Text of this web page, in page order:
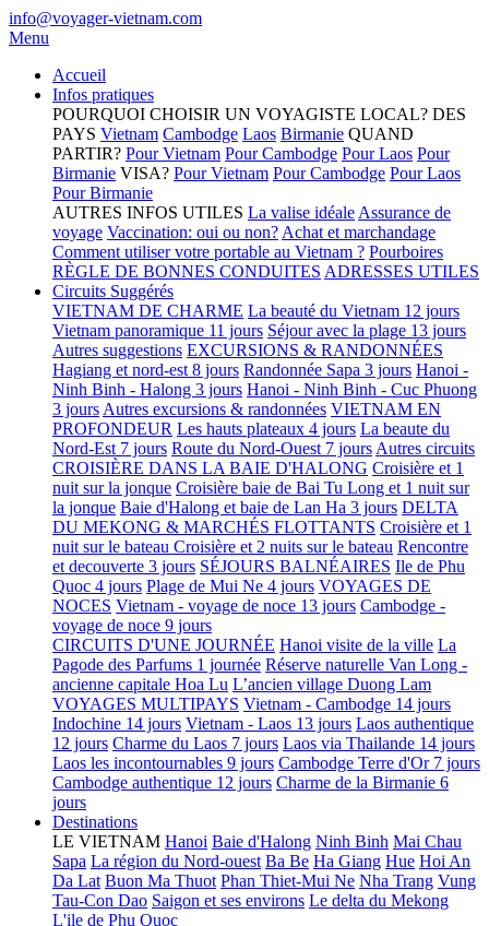
info@voyager-vietnam.com
Menu
Accueil
Infos pratiques
POURQUOI CHOISIR UN VOYAGISTE LOCAL? DES
PAYS Vietnam Cambodge Laos Birmanie QUAND
PARTIR? Pour Vietnam Pour Cambodge Pour Laos Pour
Birmanie VISA? Pour Vietnam Pour Cambodge Pour Laos
Pour Birmanie
AUTRES INFOS UTILES La valise idéale Assurance de
voyage Vaccination: oui ou non? Achat et marchandage
Comment utiliser votre portable au Vietnam ? Pourboires
RÈGLE DE BONNES CONDUITES ADRESSES UTILES
Circuits Suggérés
VIETNAM DE CHARME La beauté du Vietnam 12 jours
Vietnam panoramique 11 jours Séjour avec la plage 13 jours
Autres suggestions EXCURSIONS & RANDONNÉES
Hagiang et nord-est 8 jours Randonnée Sapa 3 jours Hanoi -
Ninh Binh - Halong 3 jours Hanoi - Ninh Binh - Cuc Phuong
3 jours Autres excursions & randonnées VIETNAM EN
PROFONDEUR Les hauts plateaux 4 jours La beaute du
Nord-Est 7 jours Route du Nord-Ouest 7 jours Autres circuits
CROISIÈRE DANS LA BAIE D'HALONG Croisière et 1
nuit sur la jonque Croisière baie de Bai Tu Long et 1 nuit sur
la jonque Baie d'Halong et baie de Lan Ha 3 jours DELTA
DU MEKONG & MARCHÉS FLOTTANTS Croisière et 1
nuit sur le bateau Croisière et 2 nuits sur le bateau Rencontre
et decouverte 3 jours SÉJOURS BALNÉAIRES Ile de Phu
Quoc 4 jours Plage de Mui Ne 4 jours VOYAGES DE
NOCES Vietnam - voyage de noce 13 jours Cambodge -
voyage de noce 9 jours
CIRCUITS D'UNE JOURNÉE Hanoi visite de la ville La
Pagode des Parfums 1 journée Réserve naturelle Van Long -
ancienne capitale Hoa Lu L’ancien village Duong Lam
VOYAGES MULTIPAYS Vietnam - Cambodge 14 jours
Indochine 14 jours Vietnam - Laos 13 jours Laos authentique
12 jours Charme du Laos 7 jours Laos via Thailande 14 jours
Laos les incontournables 9 jours Cambodge Terre d'Or 7 jours
Cambodge authentique 12 jours Charme de la Birmanie 6
jours
Destinations
LE VIETNAM Hanoi Baie d'Halong Ninh Binh Mai Chau
Sapa La région du Nord-ouest Ba Be Ha Giang Hue Hoi An
Da Lat Buon Ma Thuot Phan Thiet-Mui Ne Nha Trang Vung
Tau-Con Dao Saigon et ses environs Le delta du Mekong
L'ile de Phu Quoc